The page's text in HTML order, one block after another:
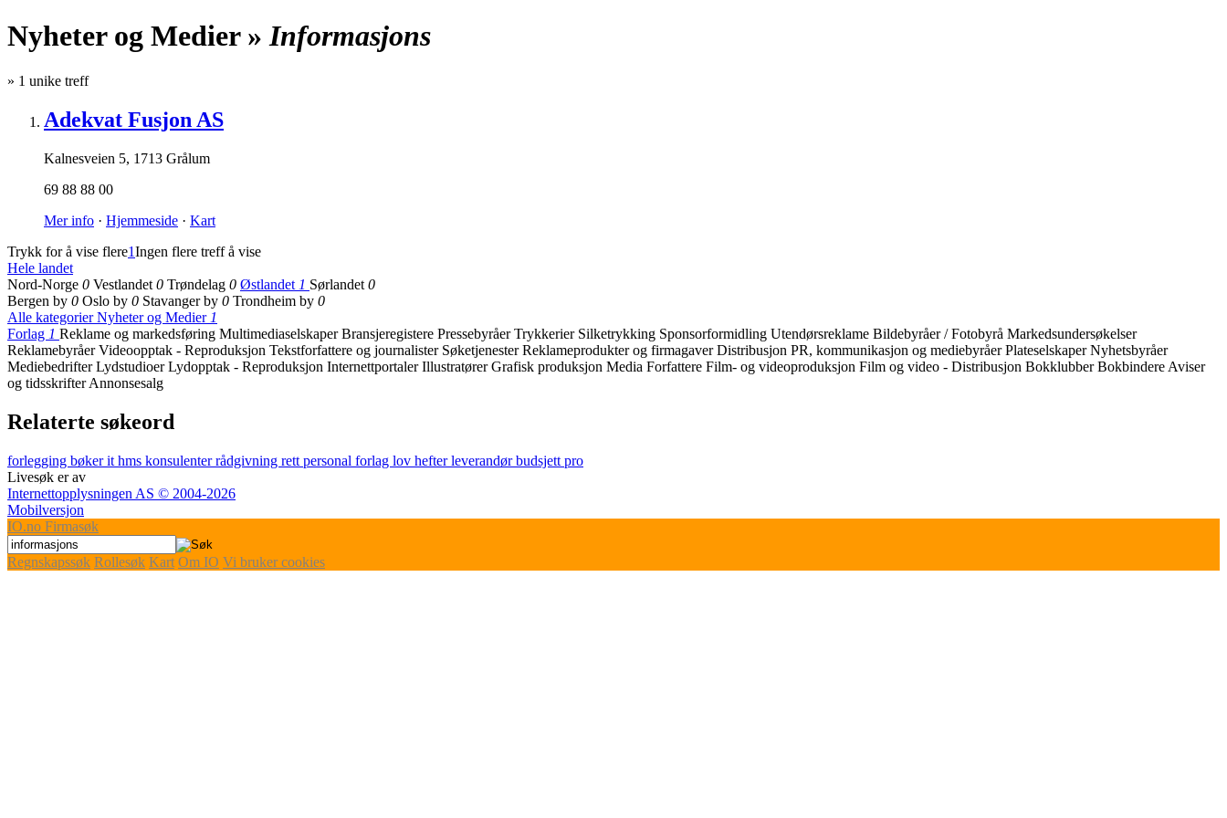
Nyheter og Medier »Informasjons
» 1 unike treff
Adekvat Fusjon AS
Kalnesveien 5, 1713 Grålum
69 88 88 00
Mer info · Hjemmeside · Kart
Trykk for å vise flere1Ingen flere treff å vise
Hele landet
Nord-Norge 0 Vestlandet 0 Trøndelag 0 Østlandet 1 Sørlandet 0
Bergen by 0 Oslo by 0 Stavanger by 0 Trondheim by 0
Alle kategorierNyheter og Medier 1
Forlag 1 Reklame og markedsføring MultimediaselskaperBransjeregistere PressebyråerTrykkerier Silketrykking Sponsorformidling Utendørsreklame Bildebyråer / Fotobyrå Markedsundersøkelser
ReklamebyråerVideoopptak - Reproduksjon Tekstforfattere og journalister SøketjenesterReklameprodukter og firmagaverDistribusjon PR, kommunikasjon og mediebyråerPlateselskaperNyhetsbyråer
MediebedrifterLydstudioerLydopptak - Reproduksjon InternettportalerIllustratørerGrafisk produksjon Media Forfattere Film- og videoproduksjon Film og video - Distribusjon BokklubberBokbindere Aviser
og tidsskrifterAnnonsesalg
Relaterte søkeord
forlegging bøkerit hms konsulenterrådgivning rett personal forlag lov hefterleverandørbudsjett pro
Livesøk er av
Internettopplysningen AS © 2004-2026
Mobilversjon
IO.no Firmasøk
Regnskapssøk Rollesøk Kart Om IO Vi bruker cookies